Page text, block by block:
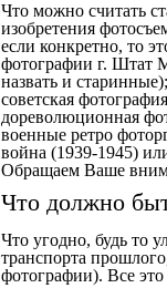
Что можно считать
изобретения
если конкретно, то
фотографии г. Штат
назвать и старинные);
советская
дореволюционная
военные ретро
война (1939-1945)
Обращаем Ваше
Что должно
Что угодно, будь то
транспорта
фотографии). Все это